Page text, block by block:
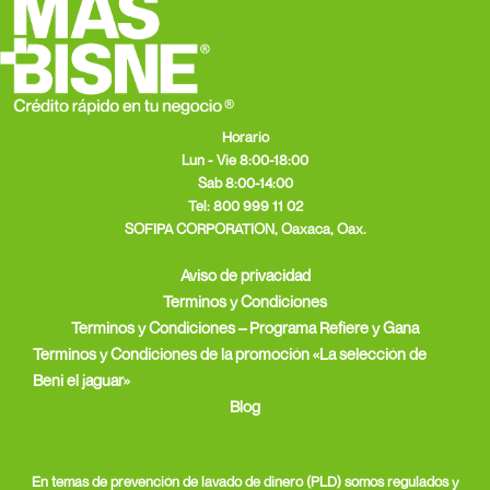
Horario
Lun - Vie 8:00-18:00
Sab 8:00-14:00
Tel:800 999 11 02
SOFIPA CORPORATION, Oaxaca, Oax.
Aviso de privacidad
Terminos y Condiciones
Terminos y Condiciones – Programa Refiere y Gana
Terminos y Condiciones de la promoción «La selección de
Beni el jaguar»
Blog
En temas de prevención de lavado de dinero (PLD) somos regulados y